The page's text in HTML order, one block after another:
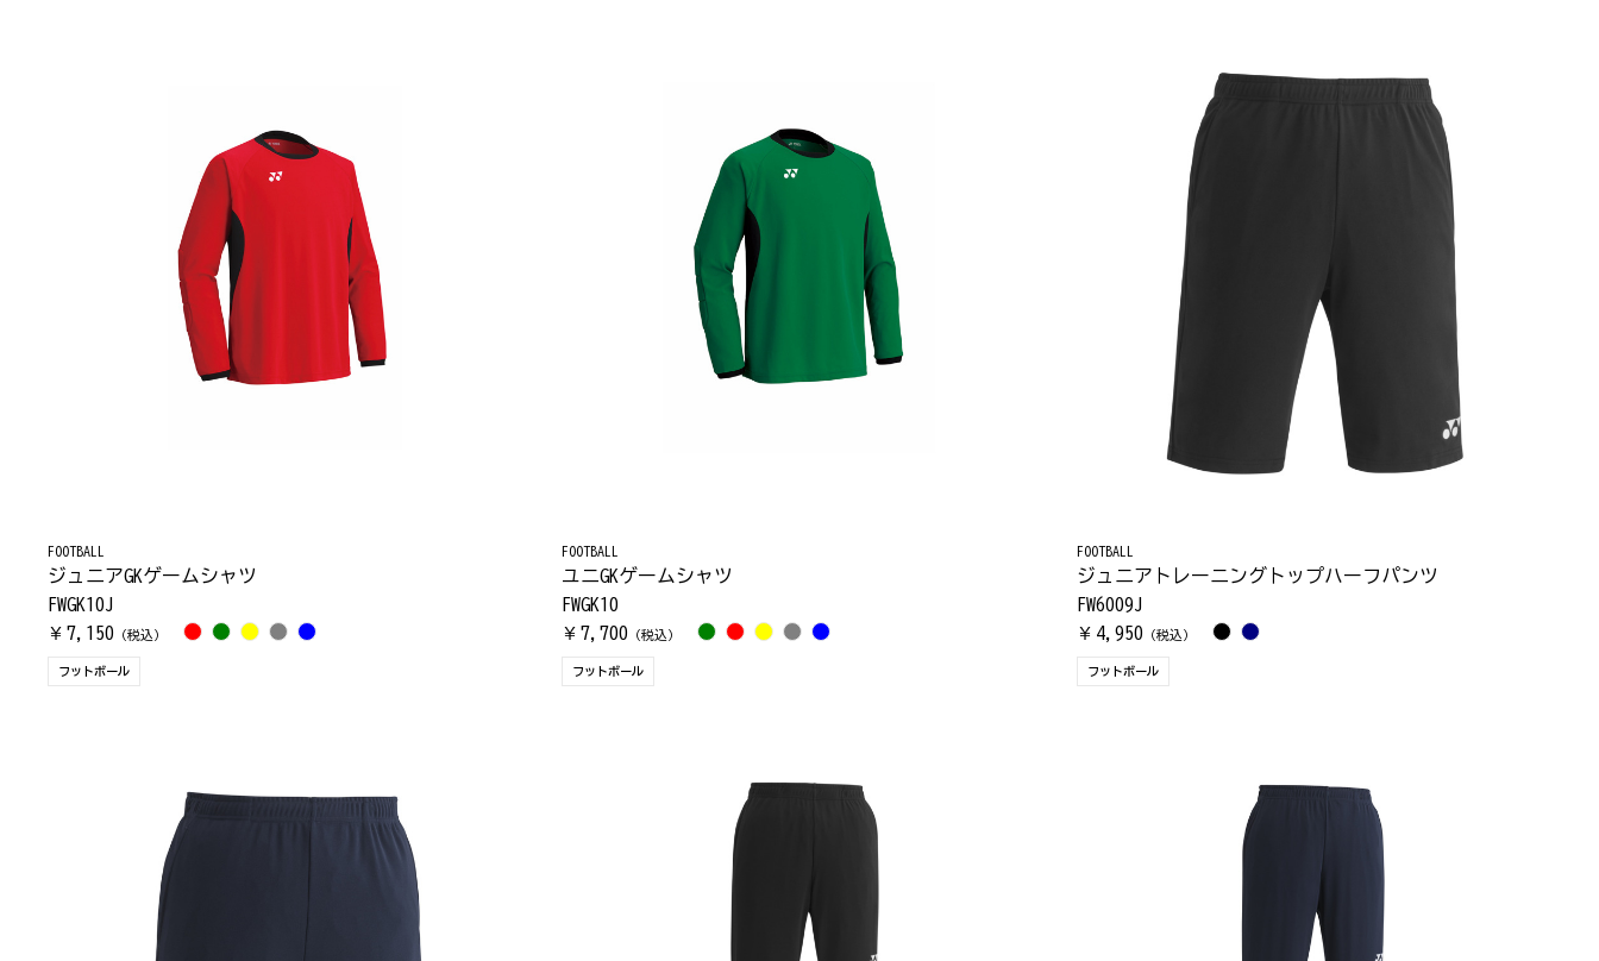
FOOTBALL
ジュニアGKゲームシャツ
FWGK10J
￥ 7,150 （税込）
フットボール
FOOTBALL
ユニGKゲームシャツ
FWGK10
￥ 7,700 （税込）
フットボール
FOOTBALL
ジュニアトレーニングトップハーフパンツ
FW6009J
￥ 4,950 （税込）
フットボール